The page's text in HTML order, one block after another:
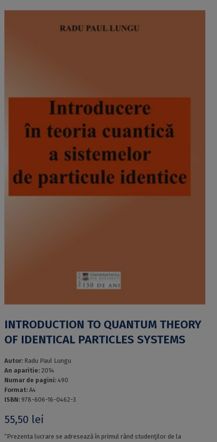
INTRODUCTION TO QUANTUM THEORY
OF IDENTICAL PARTICLES SYSTEMS
Autor: Radu Paul Lungu
An aparitie: 2014
Numar de pagini: 490
Format: A4
ISBN: 978-606-16-0462-3
55,50 lei
“Prezenta lucrare se adresează în primul rând studenţilor de la